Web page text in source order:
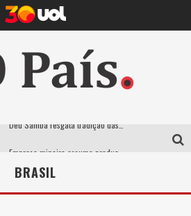
Suzy Brasil traz humor ácido e contos de fadas “nonsense” para Belo Horizonte com o espetáculo “Uma Noite Horripilante”
BRASIL